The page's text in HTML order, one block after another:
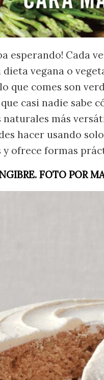
esperando! Cada
vegana o
que comes son
casi nadie sabe
más
hacer usando
ofrece formas
FOTO POR